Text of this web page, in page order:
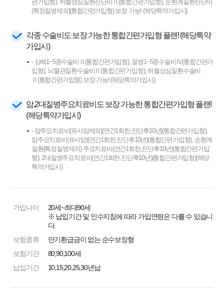
편가입형), 허혈성심질환진단비Ⅱ(통합간편가입형), 순환계질환진단비
(특정질병제외)(통합간편가입형) 보장 가능! (해당특약가입시)
각종 수술비도 보장 가능한 통합간편가입형 플랜! (해당특약
가입시)
- 상해1~5종수술비Ⅱ(통합간편가입형), 질병1~5종수술비Ⅳ(통합간편가
입형), 뇌혈관질환수술비Ⅱ(통합간편가입형), 허혈성심질환수술비
Ⅱ(통합간편가입형) 보장 가능! (해당특약가입시)
암,2대질병주요치료비도 보장 가능한 통합간편가입형 플랜!
(해당특약가입시)
- 암주요치료비(유사암제외)(연간1회한,진단후10년)(통합간편가입형),
암주요치료비(유사암)(연간1회한,진단후10년)(통합간편가입형), 순환계
질환(특정질병제외) 주요치료비(연간1회한,진단후10년)(통합간편가입
형), 2대질병주요치료비(연간1회한,진단후10년)(통합간편가입형)(해당
특약가입시)
가입나이
20세~최대90세
※ 납입기간 및 인수지침에 따라 가입연령은 다를 수 있습니
다.
보험종류
만기환급금이 없는 순수보장형
보험기간
80,90,100세
납입기간
10,15,20,25,30년납